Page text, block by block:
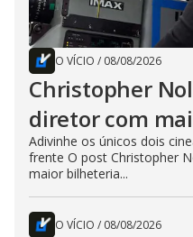
O VÍCIO / 08/08/2026
Christopher
diretor com
Adivinhe os únicos dois
frente O post Christopher
maior bilheteria...
O VÍCIO / 08/08/2026